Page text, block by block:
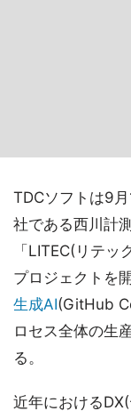
TDCソフトは9
社である西川計
「LITEC(リテ
プロジェクトを
生成AI(GitHub
ロセス全体の生
る。
近年における